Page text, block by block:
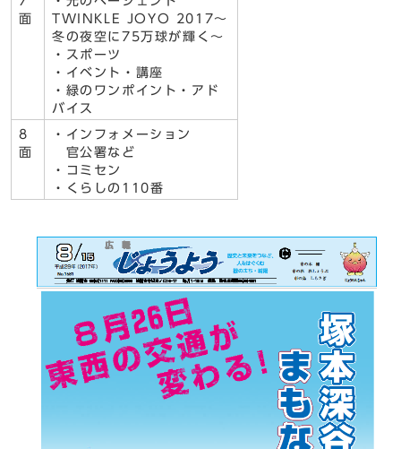
面
TWINKLE JOYO 2017～
冬の夜空に75万球が輝く～
・スポーツ
・イベント・講座
・緑のワンポイント・アド
バイス
8
面
・インフォメーション
官公署など
・コミセン
・くらしの110番